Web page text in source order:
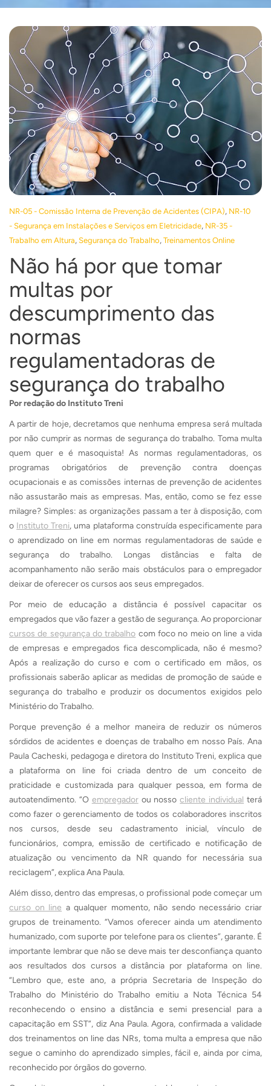
NR-05 - Comissão Interna de Prevenção de Acidentes (CIPA), NR-10
- Segurança em Instalações e Serviços em Eletricidade, NR-35 -
Trabalho em Altura, Segurança do Trabalho, Treinamentos Online
Não há por que tomar
multas por
descumprimento das
normas
regulamentadoras de
segurança do trabalho
Por redação do Instituto Treni
A partir de hoje, decretamos que nenhuma empresa será multada
por não cumprir as normas de segurança do trabalho. Toma multa
quem quer e é masoquista! As normas regulamentadoras, os
programas obrigatórios de prevenção contra doenças
ocupacionais e as comissões internas de prevenção de acidentes
não assustarão mais as empresas. Mas, então, como se fez esse
milagre? Simples: as organizações passam a ter à disposição, com
o Instituto Treni, uma plataforma construída especificamente para
o aprendizado on line em normas regulamentadoras de saúde e
segurança do trabalho. Longas distâncias e falta de
acompanhamento não serão mais obstáculos para o empregador
deixar de oferecer os cursos aos seus empregados.
Por meio de educação a distância é possível capacitar os
empregados que vão fazer a gestão de segurança. Ao proporcionar
cursos de segurança do trabalho com foco no meio on line a vida
de empresas e empregados fica descomplicada, não é mesmo?
Após a realização do curso e com o certificado em mãos, os
profissionais saberão aplicar as medidas de promoção de saúde e
segurança do trabalho e produzir os documentos exigidos pelo
Ministério do Trabalho.
Porque prevenção é a melhor maneira de reduzir os números
sórdidos de acidentes e doenças de trabalho em nosso País. Ana
Paula Cacheski, pedagoga e diretora do Instituto Treni, explica que
a plataforma on line foi criada dentro de um conceito de
praticidade e customizada para qualquer pessoa, em forma de
autoatendimento. “O empregadorou nossocliente individual terá
como fazer o gerenciamento de todos os colaboradores inscritos
nos cursos, desde seu cadastramento inicial, vínculo de
funcionários, compra, emissão de certificado e notificação de
atualização ou vencimento da NR quando for necessária sua
reciclagem”, explica Ana Paula.
Além disso, dentro das empresas, o profissional pode começar um
curso on line a qualquer momento, não sendo necessário criar
grupos de treinamento. “Vamos oferecer ainda um atendimento
humanizado, com suporte por telefone para os clientes”, garante. É
importante lembrar que não se deve mais ter desconfiança quanto
aos resultados dos cursos a distância por plataforma on line.
“Lembro que, este ano, a própria Secretaria de Inspeção do
Trabalho do Ministério do Trabalho emitiu a Nota Técnica 54
reconhecendo o ensino a distância e semi presencial para a
capacitação em SST”, diz Ana Paula. Agora, confirmada a validade
dos treinamentos on line das NRs, toma multa a empresa que não
segue o caminho do aprendizado simples, fácil e, ainda por cima,
reconhecido por órgãos do governo.